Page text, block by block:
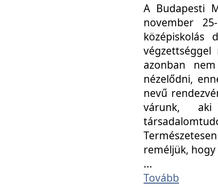
A Budapesti
november
középiskolás
azonban
nézelődni,
nevű
várunk, aki
reméljük,
...
Tovább